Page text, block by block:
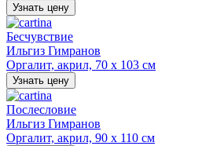
Узнать цену
Бесчувствие
Ильгиз Гимранов
Оргалит, акрил, 70 х 103 см
Узнать цену
Послесловие
Ильгиз Гимранов
Оргалит, акрил, 90 х 110 см